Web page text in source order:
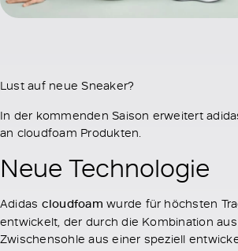
Lust auf neue Sneaker?
In der kommenden Saison erweitert
an cloudfoam Produkten.
Neue Technologie
Adidas cloudfoam wurde für höchsten
entwickelt, der durch die Kombination
Zwischensohle aus einer speziell